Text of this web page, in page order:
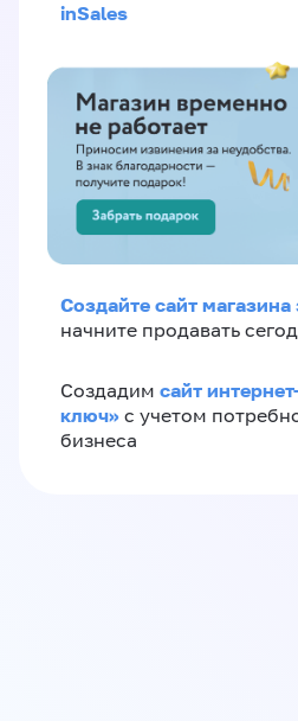
inSales
Создайте сайт
начните продавать
Создадим сайт
ключ» с учетом
бизнеса